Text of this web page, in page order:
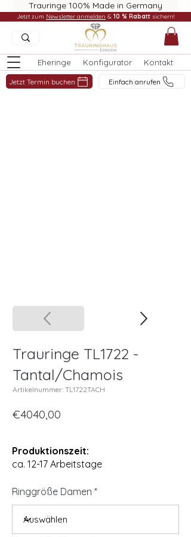
Trauringe 100% Made in Germany
Eheringe Konfigurator Kontakt
Jetzt Termin buchen Einfach anrufen
Jetzt zum Newsletter anmelden & 10 % Rabatt sichern!
Trauringe TL1722 -
Tantal/Chamois
Artikelnummer: TL1722TACH
€4040,00
Produktionszeit:
ca. 12-17 Arbeitstage
Ringgröße Damen